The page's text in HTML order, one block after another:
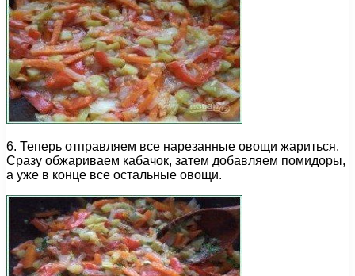
6. Теперь отправляем все нарезанные овощи жариться.
Сразу обжариваем кабачок, затем добавляем помидоры,
а уже в конце все остальные овощи.